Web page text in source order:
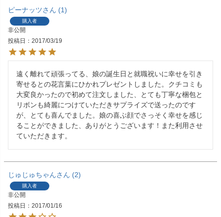
ピーナッツ 1
購入者
非公開
投稿日
2017/03/19
遠く離れて頑張ってる、娘の誕生日と就職祝いに幸せを引き
寄せるとの花言葉にひかれプレゼントしました。クチコミも
大変良かったので初めて注文しました、とても丁寧な梱包と
リボンも綺麗につけていただきサプライズで送ったのです
が、とても喜んでました。娘の喜ぶ顔でさっそく幸せを感じ
ることができました、ありがとうございます！また利用させ
ていただきます。
じゅじゅちゃん 2
購入者
非公開
投稿日
2017/01/16